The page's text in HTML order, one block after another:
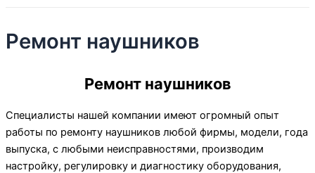
Ремонт наушников
Ремонт наушников
Специалисты нашей компании имеют огромный опыт
работы по ремонту наушников любой фирмы, модели, года
выпуска, с любыми неисправностями, производим
настройку, регулировку и диагностику оборудования,